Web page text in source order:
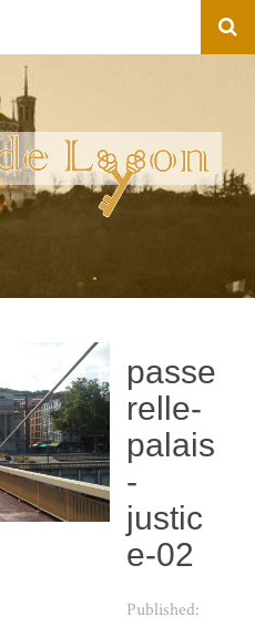
passe
relle-
palais
-
justic
e-02
Published: